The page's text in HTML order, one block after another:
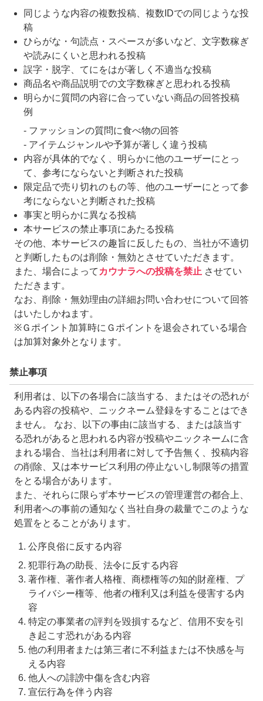
同じような内容の複数投稿、複数IDでの同じような投
稿
ひらがな・句読点・スペースが多いなど、文字数稼ぎ
や読みにくいと思われる投稿
誤字・脱字、てにをはが著しく不適当な投稿
商品名や商品説明での文字数稼ぎと思われる投稿
明らかに質問の内容に合っていない商品の回答投稿
例
- ファッションの質問に食べ物の回答
- アイテムジャンルや予算が著しく違う投稿
内容が具体的でなく、明らかに他のユーザーにとっ
て、参考にならないと判断された投稿
限定品で売り切れのもの等、他のユーザーにとって参
考にならないと判断された投稿
事実と明らかに異なる投稿
本サービスの禁止事項にあたる投稿
その他、本サービスの趣旨に反したもの、当社が不適切
と判断したものは削除・無効とさせていただきます。
また、場合によって カウナラへの投稿を禁止 させてい
ただきます。
なお、削除・無効理由の詳細お問い合わせについて回答
はいたしかねます。
※Ｇポイント加算時にＧポイントを退会されている場合
は加算対象外となります。
禁止事項
利用者は、以下の各場合に該当する、またはその恐れが
ある内容の投稿や、ニックネーム登録をすることはでき
ません。 なお、以下の事由に該当する、または該当す
る恐れがあると思われる内容が投稿やニックネームに含
まれる場合、当社は利用者に対して予告無く、投稿内容
の削除、又は本サービス利用の停止ないし制限等の措置
をとる場合があります。
また、それらに限らず本サービスの管理運営の都合上、
利用者への事前の通知なく当社自身の裁量でこのような
処置をとることがあります。
公序良俗に反する内容
犯罪行為の助長、法令に反する内容
著作権、著作者人格権、商標権等の知的財産権、プ
ライバシー権等、他者の権利又は利益を侵害する内
容
特定の事業者の評判を毀損するなど、信用不安を引
き起こす恐れがある内容
他の利用者または第三者に不利益または不快感を与
える内容
他人への誹謗中傷を含む内容
宣伝行為を伴う内容